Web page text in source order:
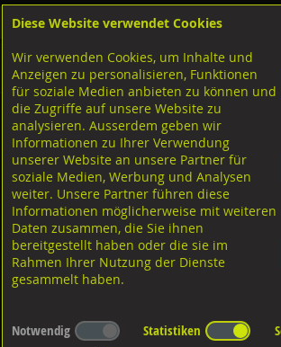
Shop Distanzplatten-Brandschutz-Kunststoffteile
U-Kunststoffplatten
U-Kunststoffplatten farbig
Abmessung: 30x45
Filter nach Dimensionen:
×
×
Filter zurücksetzen
Diese Website verwendet Cookies
Wir verwenden Cookies, um Inhalte und
Anzeigen zu personalisieren, Funktionen
für soziale Medien anbieten zu können und
die Zugriffe auf unsere Website zu
analysieren. Ausserdem geben wir
Informationen zu Ihrer Verwendung
unserer Website an unsere Partner für
soziale Medien, Werbung und Analysen
weiter. Unsere Partner führen diese
Informationen möglicherweise mit weiteren
Daten zusammen, die Sie ihnen
bereitgestellt haben oder die sie im
Rahmen Ihrer Nutzung der Dienste
gesammelt haben.
Notwendig Statistiken